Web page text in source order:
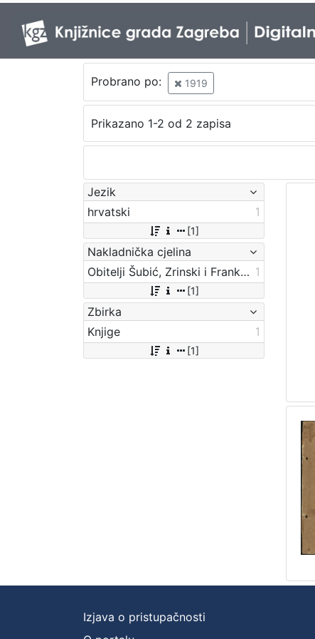
Probrano po: 1919
Prikazano 1-2 od 2 zapisa
Jezik
hrvatski
1
[1]
Nakladnička cjelina
Obitelji Šubić, Zrinski i Frankopan 1
[1]
Zbirka
Knjige
1
[1]
Izjava o pristupačnosti